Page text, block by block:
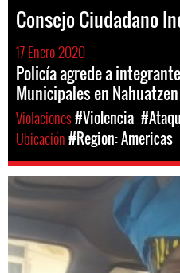
Consejo Ciudadano
17 Enero 2020
Policía agrede a
Municipales en Nahuatzen
Violaciones#Violencia
Ubicación#Region: Americas